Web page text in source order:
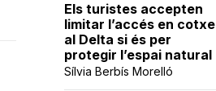
Els turistes accepten
limitar l’accés en cotxe
al Delta si és per
protegir l’espai natural
Sílvia Berbís Morelló